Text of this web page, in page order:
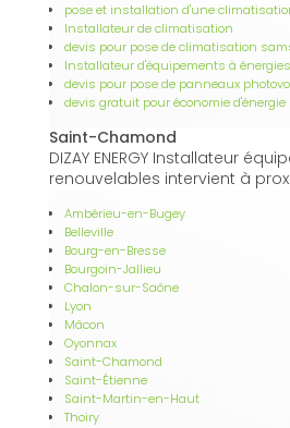
pose et installation d'une
Installateur de climatisation
devis pour pose de climatisation
Installateur d'équipements à
devis pour pose de panneaux
devis gratuit pour économie d'énergie
Saint-Chamond
DIZAY ENERGY Installateur
renouvelables intervient à
Ambérieu-en-Bugey
Belleville
Bourg-en-Bresse
Bourgoin-Jallieu
Chalon-sur-Saône
Lyon
Mâcon
Oyonnax
Saint-Chamond
Saint-Étienne
Saint-Martin-en-Haut
Thoiry